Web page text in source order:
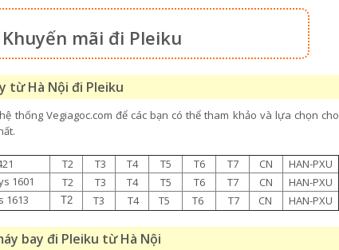
mãi đi Pleiku
từ Hà Nội đi Pleiku
thống Vegiagoc.com để các bạn có thể tham khảo và lựa chọn cho
T2 T3 T4 T5 T6 T7 CN
HAN-PXU
1601 T2 T3 T4 T5 T6 T7 CN
HAN-PXU
1613 T2 T3 T4 T5 T6 T7 CN HAN-PXU
bay đi Pleiku từ Hà Nội